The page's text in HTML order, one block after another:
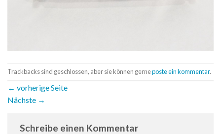
Trackbacks sind geschlossen, aber sie können gerneposte ein kommentar.
← vorherige Seite
Nächste →
Schreibe einen Kommentar